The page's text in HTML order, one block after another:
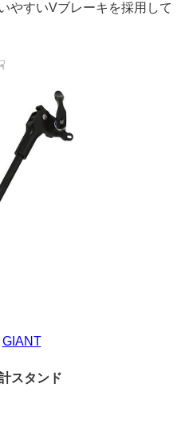
やすいVブレーキを採用して
GIANT
スタンド